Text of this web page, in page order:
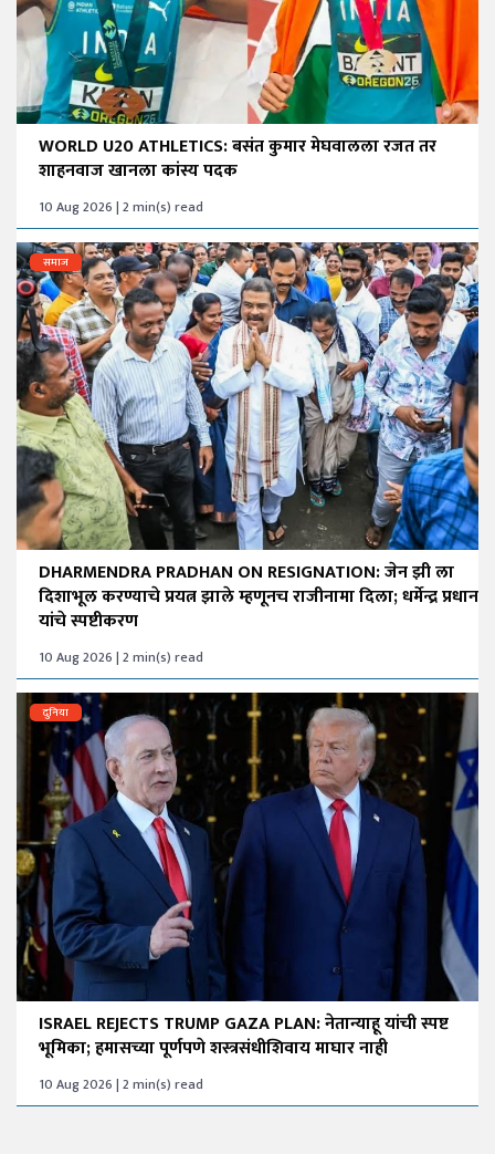
WORLD U20 ATHLETICS: बसंत कुमार मेघवालला रजत तर
शाहनवाज खानला कांस्य पदक
10 Aug 2026 | 2 min(s) read
समाज
DHARMENDRA PRADHAN ON RESIGNATION: जेन झी ला
दिशाभूल करण्याचे प्रयत्न झाले म्हणूनच राजीनामा दिला; धर्मेन्द्र प्रधान
यांचे स्पष्टीकरण
10 Aug 2026 | 2 min(s) read
दुनिया
ISRAEL REJECTS TRUMP GAZA PLAN: नेतान्याहू यांची स्पष्ट
भूमिका; हमासच्या पूर्णपणे शस्त्रसंधीशिवाय माघार नाही
10 Aug 2026 | 2 min(s) read